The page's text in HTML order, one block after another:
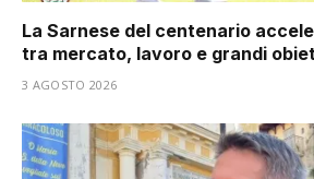
La Sarnese del centenario
tra mercato, lavoro e grandi
3 AGOSTO 2026